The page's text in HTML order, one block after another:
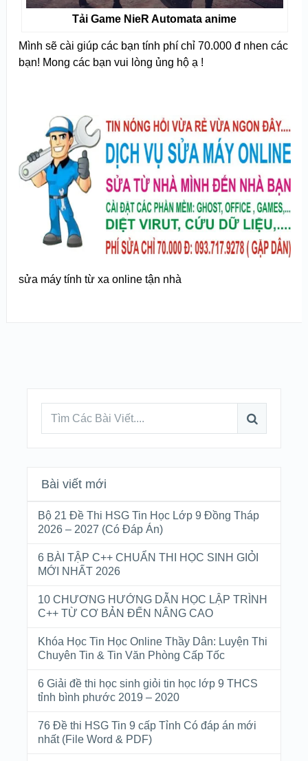
Tải Game NieR Automata anime
Mình sẽ cài giúp các bạn tính phí chỉ 70.000 đ nhen các
bạn! Mong các bạn vui lòng ủng hộ ạ !
sửa máy tính từ xa online tận nhà
Bài viết mới
Bộ 21 Đề Thi HSG Tin Học Lớp 9 Đồng Tháp
2026 – 2027 (Có Đáp Án)
6 BÀI TẬP C++ CHUẨN THI HỌC SINH GIỎI
MỚI NHẤT 2026
10 CHƯƠNG HƯỚNG DẪN HỌC LẬP TRÌNH
C++ TỪ CƠ BẢN ĐẾN NÂNG CAO
Khóa Học Tin Học Online Thầy Dân: Luyện Thi
Chuyên Tin & Tin Văn Phòng Cấp Tốc
6 Giải đề thi học sinh giỏi tin học lớp 9 THCS
tỉnh bình phước 2019 – 2020
76 Đề thi HSG Tin 9 cấp Tỉnh Có đáp án mới
nhất (File Word & PDF)